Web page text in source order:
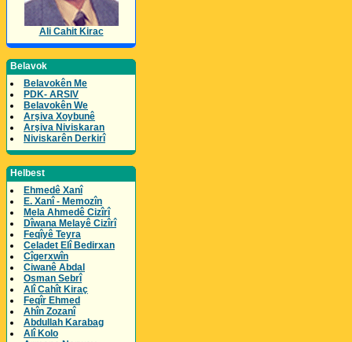
Ali Cahit Kirac
Belavok
Belavokên Me
PDK- ARSIV
Belavokên We
Arşiva Xoybunê
Arşiva Niviskaran
Niviskarên Derkirî
Helbest
Ehmedê Xanî
E. Xanî - Memozîn
Mela Ahmedê Cizîrî
Dîwana Melayê Cizîrî
Feqîyê Teyra
Celadet Elî Bedirxan
Cîgerxwîn
Ciwanê Abdal
Osman Sebrî
Alî Cahît Kiraç
Feqîr Ehmed
Ahîn Zozanî
Abdullah Karabag
Alî Kolo